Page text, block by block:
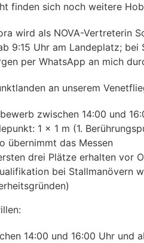
finden sich noch weitere
wird als NOVA-Vertreterin
9:15 Uhr am Landeplatz;
per WhatsApp an mich
an unserem
zwischen 14:00 und
1 × 1 m (1.
übernimmt das Messen
drei Plätze erhalten vor
bei Stallmanövern
14:00 und 16:00 Uhr und